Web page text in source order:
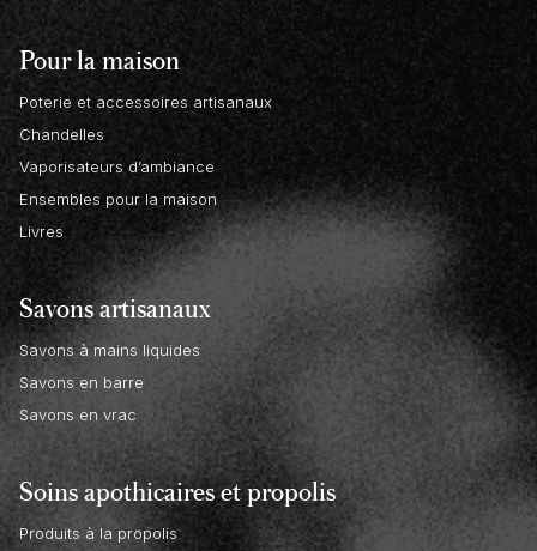
Pour la maison
Poterie et accessoires artisanaux
Chandelles
Vaporisateurs d’ambiance
Ensembles pour la maison
Livres
Savons artisanaux
Savons à mains liquides
Savons en barre
Savons en vrac
Soins apothicaires et propolis
Produits à la propolis